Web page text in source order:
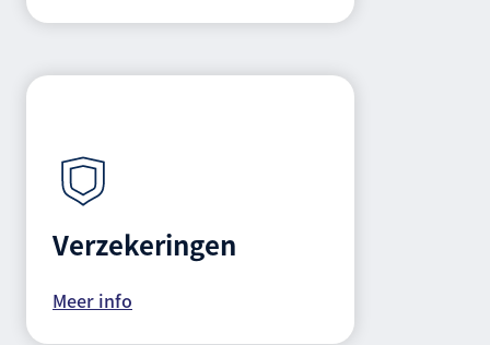
Verzekeringen
Meer info